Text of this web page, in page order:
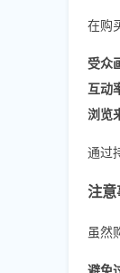
在购
受众
互动
浏览
通过
注
虽然
避免